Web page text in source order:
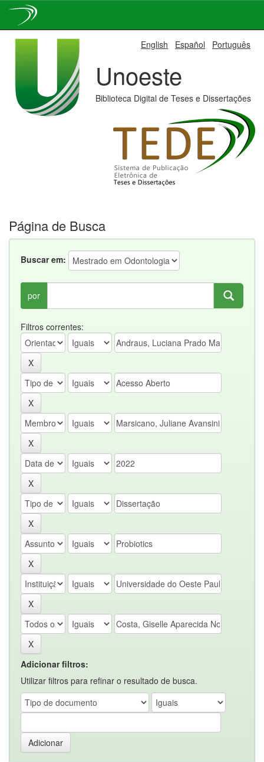
English Español Português
Unoeste
Biblioteca Digital de Teses e Dissertações
Página de Busca
Buscar em:
por
Filtros correntes:
Adicionar filtros:
Utilizar filtros para refinar o resultado de busca.